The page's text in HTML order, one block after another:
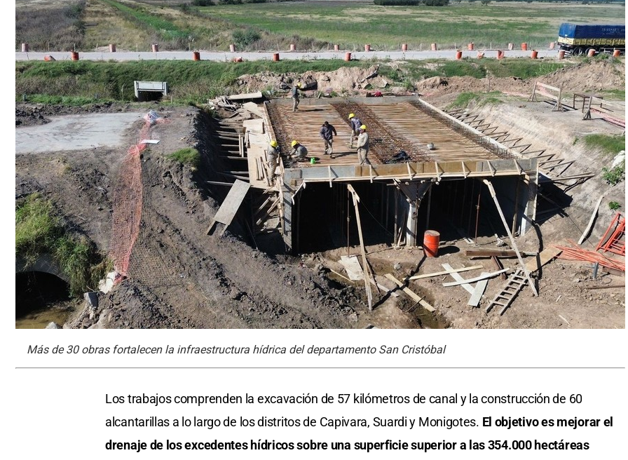
Más de 30 obras fortalecen la infraestructura hídrica del departamento San Cristóbal
Los trabajos comprenden la excavación de 57 kilómetros de canal y la construcción de 60
alcantarillas a lo largo de los distritos de Capivara, Suardi y Monigotes. El objetivo es mejorar el
drenaje de los excedentes hídricos sobre una superficie superior a las 354.000 hectáreas